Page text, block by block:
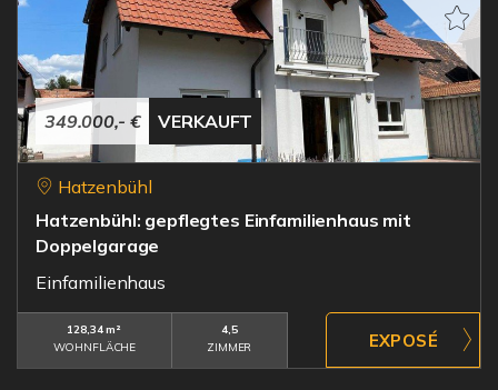
349.000,- € VERKAUFT
Hatzenbühl
Hatzenbühl: gepflegtes Einfamilienhaus mit
Doppelgarage
Einfamilienhaus
128,34 m²
WOHNFLÄCHE
4,5
ZIMMER